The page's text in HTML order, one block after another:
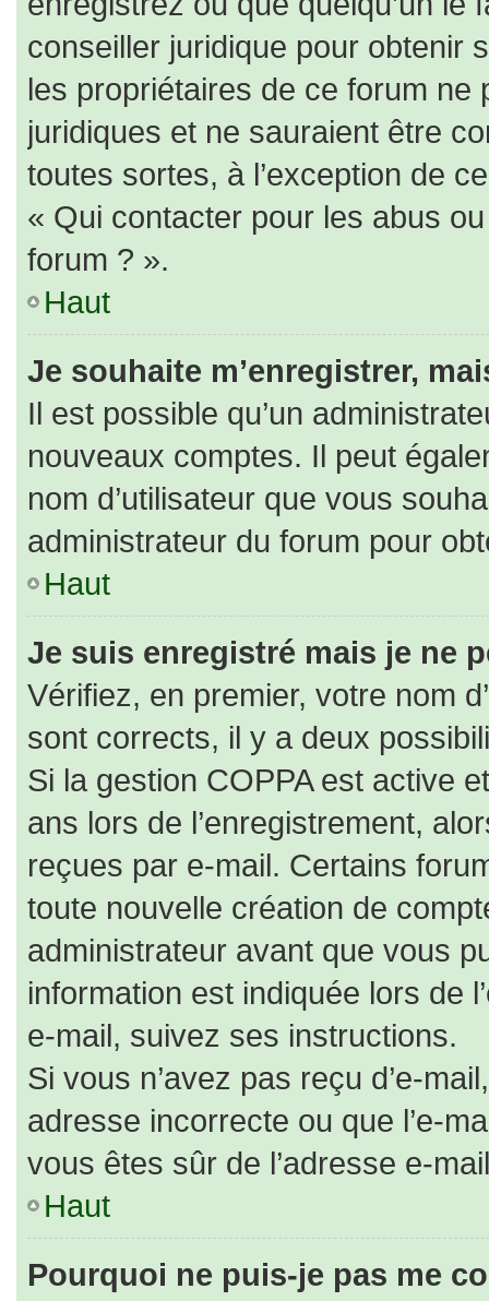
conseiller juridique pour obtenir
les propriétaires de ce forum
juridiques et ne sauraient être
toutes sortes, à l’exception de
« Qui contacter pour les abus
forum ? ».
Haut
Je souhaite m’enregistrer,
Il est possible qu’un
nouveaux comptes. Il peut
nom d’utilisateur que vous
administrateur du forum pour
Haut
Je suis enregistré mais je ne
Vérifiez, en premier, votre nom
sont corrects, il y a deux
Si la gestion COPPA est active
ans lors de l’enregistrement,
reçues par e-mail. Certains
toute nouvelle création de
administrateur avant que vous
information est indiquée lors de
e-mail, suivez ses instructions.
Si vous n’avez pas reçu d’e-
adresse incorrecte ou que l’e-
vous êtes sûr de l’adresse e-
Haut
Pourquoi ne puis-je pas me